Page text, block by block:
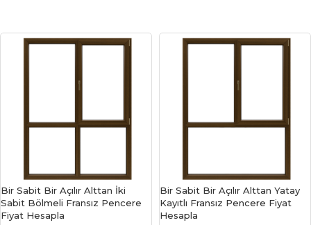
Bir Sabit Bir Açılır Alttan İki
Sabit Bölmeli Fransız Pencere
Fiyat Hesapla
Bir Sabit Bir Açılır Alttan Yatay
Kayıtlı Fransız Pencere Fiyat
Hesapla